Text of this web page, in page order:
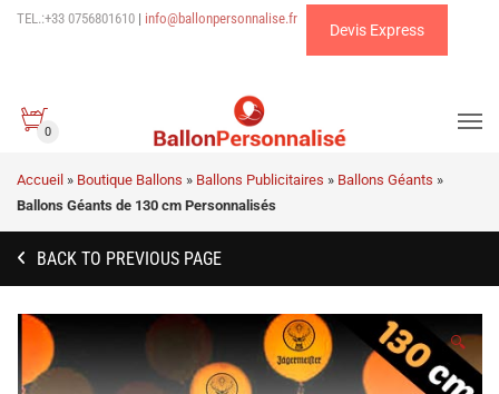
TEL.:+33 0756801610 | info@ballonpersonnalise.fr
Devis Express
0
Accueil » Boutique Ballons » Ballons Publicitaires » Ballons Géants »
Ballons Géants de 130 cm Personnalisés
BACK TO PREVIOUS PAGE
🔍